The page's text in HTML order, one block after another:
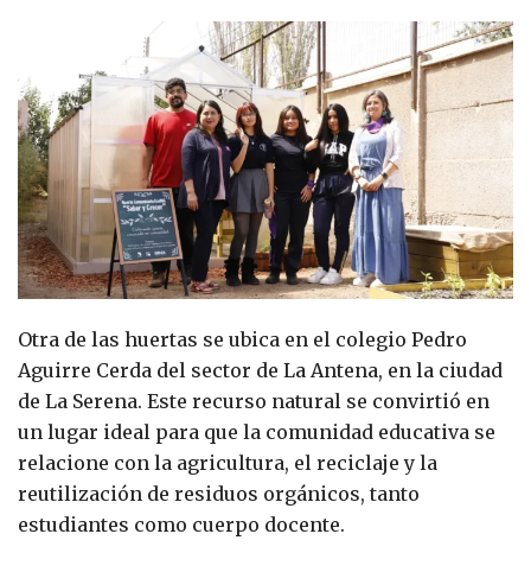
Otra de las huertas se ubica en el colegio Pedro
Aguirre Cerda del sector de La Antena, en la ciudad
de La Serena. Este recurso natural se convirtió en
un lugar ideal para que la comunidad educativa se
relacione con la agricultura, el reciclaje y la
reutilización de residuos orgánicos, tanto
estudiantes como cuerpo docente.